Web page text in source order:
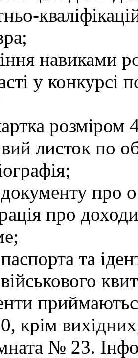
навиками
у конкурсі
розміром
листок по
про
про
та
крім
№ 23.